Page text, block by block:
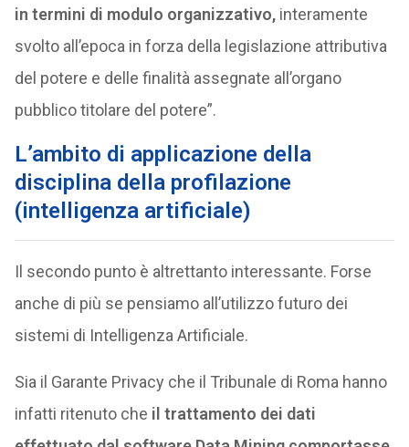
in termini di modulo organizzativo,interamente
svolto all’epoca in forza della legislazione attributiva
del potere e delle finalità assegnate all’organo
pubblico titolare del potere”.
L’ambito di applicazione della
disciplina della profilazione
(intelligenza artificiale)
Il secondo punto è altrettanto interessante. Forse
anche di più se pensiamo all’utilizzo futuro dei
sistemi di Intelligenza Artificiale.
Sia il Garante Privacy che il Tribunale di Roma hanno
infatti ritenuto che il trattamento dei dati